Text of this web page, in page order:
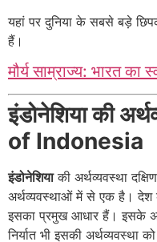
यहां पर दुनिया के सबसे बड़े
हैं।
मौर्य साम्राज्य: भारत का
इंडोनेशिया की
of Indonesia
इंडोनेशियाकी अर्थव्यवस्था
अर्थव्यवस्थाओं में से एक है।
इसका प्रमुख आधार हैं। इसके
निर्यात भी इसकी अर्थव्यवस्था